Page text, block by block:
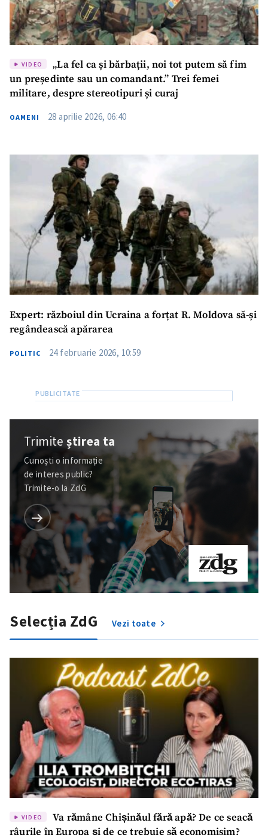
VIDEO
„La fel ca și bărbații, noi tot putem să fim
un președinte sau un comandant.” Trei femei
militare, despre stereotipuri și curaj
OAMENI 28 aprilie 2026, 06:40
Expert: războiul din Ucraina a forțat R. Moldova să-și
regândească apărarea
POLITIC 24 februarie 2026, 10:59
Trimiteștirea ta
Cunoști o informație
de interes public?
Trimite-o la ZdG
Selecția ZdG Vezi toate
VIDEO
Va rămâne Chișinăul fără apă? De ce seacă